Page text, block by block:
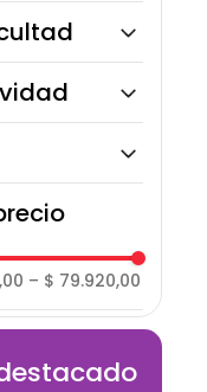
– $ 79.920,00